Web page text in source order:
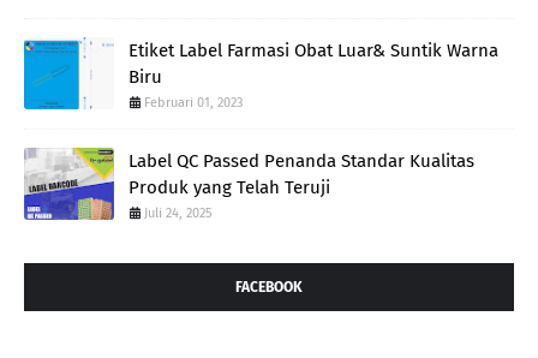
Etiket Label Farmasi Obat Luar& Suntik Warna
Biru
Februari 01, 2023
Label QC Passed Penanda Standar Kualitas
Produk yang Telah Teruji
Juli 24, 2025
FACEBOOK